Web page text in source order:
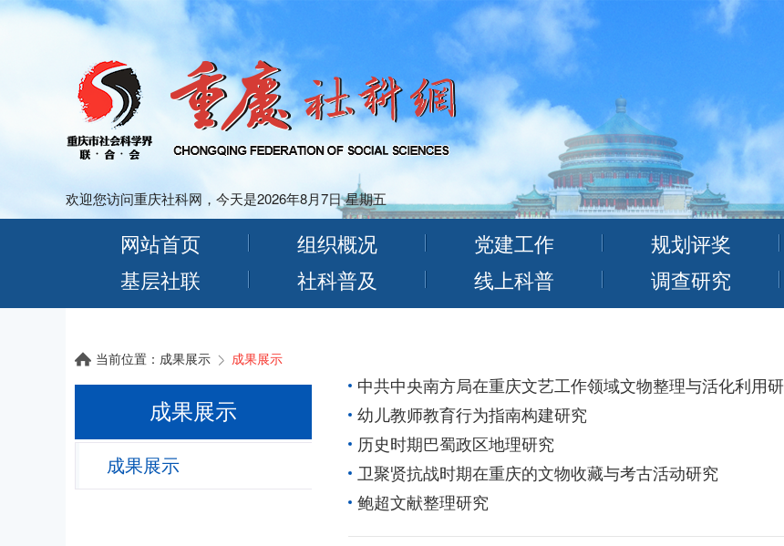
欢迎您访问重庆社科网，今天是2026年8月7日 星期五
网站首页 组织概况 党建工作 规划评奖
基层社联
社科普及 线上科普 调查研究
当前位置： 成果展示 成果展示
成果展示
成果展示
中共中央南方局在重庆文艺工作领域文物整理与活化利用
幼儿教师教育行为指南构建研究
历史时期巴蜀政区地理研究
卫聚贤抗战时期在重庆的文物收藏与考古活动研究
鲍超文献整理研究